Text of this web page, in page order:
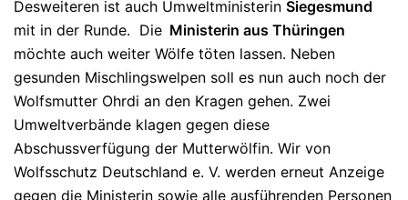
Desweiteren ist auch Umweltministerin Siegesmund
mit in der Runde. Die Ministerin aus Thüringen
möchte auch weiter Wölfe töten lassen. Neben
gesunden Mischlingswelpen soll es nun auch noch der
Wolfsmutter Ohrdi an den Kragen gehen. Zwei
Umweltverbände klagen gegen diese
Abschussverfügung der Mutterwölfin. Wir von
Wolfsschutz Deutschland e. V. werden erneut Anzeige
gegen die Ministerin sowie alle ausführenden Personen